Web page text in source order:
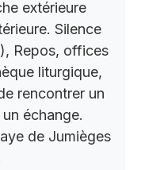
extérieure
Silence
Repos, offices
liturgique,
rencontrer un
échange.
de Jumièges